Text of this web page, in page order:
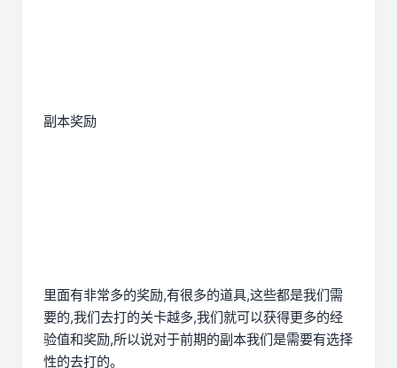
副本奖励
里面有非常多的奖励,有很多的道具,这些都是我们需
要的,我们去打的关卡越多,我们就可以获得更多的经
验值和奖励,所以说对于前期的副本我们是需要有选择
性的去打的。